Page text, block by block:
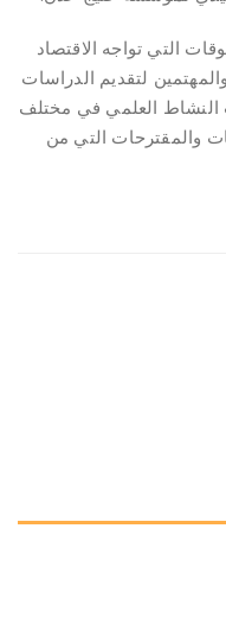
التي تواجه الاقتصاد
لتقديم الدراسات
النشاط العلمي في مختلف
والمقترحات التي من